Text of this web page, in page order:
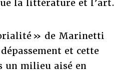
la littérature et l’art.
» de Marinetti
et cette
un milieu aisé en